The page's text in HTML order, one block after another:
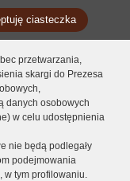
ciasteczka
przetwarzania,
skargi do Prezesa
danych osobowych
w celu udostępnienia
nie będą podlegały
podejmowania
w tym profilowaniu.